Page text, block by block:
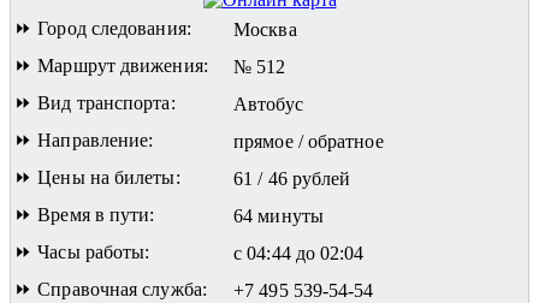
⏩ Город следования:
Москва
⏩ Маршрут движения:
№ 512
⏩ Вид транспорта:
Автобус
⏩ Направление:
прямое / обратное
⏩ Цены на билеты:
61 / 46 рублей
⏩ Время в пути:
64 минуты
⏩ Часы работы:
с 04:44 до 02:04
⏩ Справочная служба:
+7 495 539-54-54